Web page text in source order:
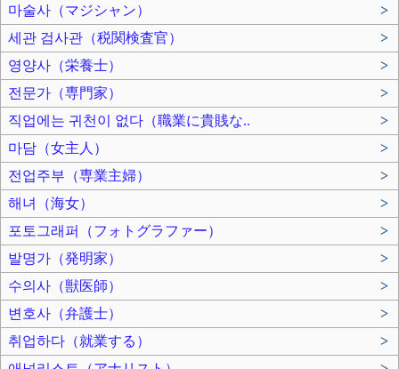
마술사（マジシャン）
>
세관 검사관（税関検査官）
>
영양사（栄養士）
>
전문가（専門家）
>
직업에는 귀천이 없다（職業に貴賎な..
>
마담（女主人）
>
전업주부（専業主婦）
>
해녀（海女）
>
포토그래퍼（フォトグラファー）
>
발명가（発明家）
>
수의사（獣医師）
>
변호사（弁護士）
>
취업하다（就業する）
>